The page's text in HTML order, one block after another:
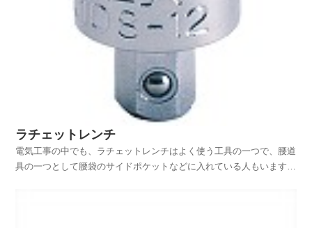
ラチェットレンチ
電気工事の中でも、ラチェットレンチはよく使う工具の一つで、腰道
具の一つとして腰袋のサイドポケットなどに入れている人もいます。